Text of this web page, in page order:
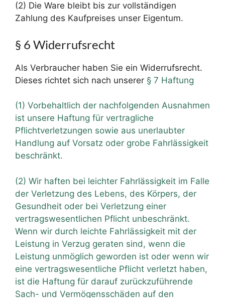
(2) Die Ware bleibt bis zur vollständigen
Zahlung des Kaufpreises unser Eigentum.
§ 6 Widerrufsrecht
Als Verbraucher haben Sie ein Widerrufsrecht.
Dieses richtet sich nach unserer § 7 Haftung
(1) Vorbehaltlich der nachfolgenden Ausnahmen
ist unsere Haftung für vertragliche
Pflichtverletzungen sowie aus unerlaubter
Handlung auf Vorsatz oder grobe Fahrlässigkeit
beschränkt.
(2) Wir haften bei leichter Fahrlässigkeit im Falle
der Verletzung des Lebens, des Körpers, der
Gesundheit oder bei Verletzung einer
vertragswesentlichen Pflicht unbeschränkt.
Wenn wir durch leichte Fahrlässigkeit mit der
Leistung in Verzug geraten sind, wenn die
Leistung unmöglich geworden ist oder wenn wir
eine vertragswesentliche Pflicht verletzt haben,
ist die Haftung für darauf zurückzuführende
Sach- und Vermögensschäden auf den